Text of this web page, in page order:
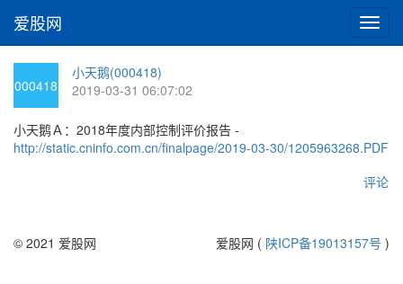
切
换
爱股网
000418
小天鹅(000418)
2019-03-31 06:07:02
小天鹅Ａ：2018年度内部控制评价报告 -
http://static.cninfo.com.cn/finalpage/2019-03-30/1205963268.PDF
评论
© 2021 爱股网 爱股网 ( 陕ICP备19013157号 )